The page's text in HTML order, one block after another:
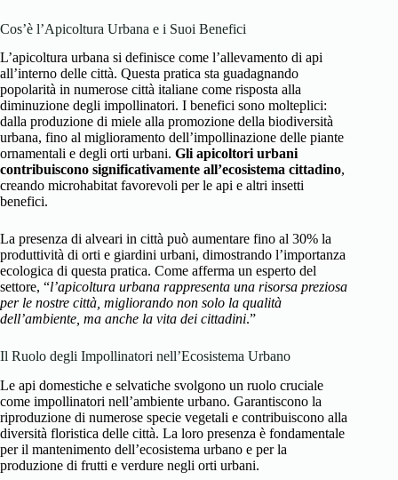
Cos’è l’Apicoltura Urbana e i Suoi Benefici
L’apicoltura urbana si definisce come l’allevamento di api
all’interno delle città. Questa pratica sta guadagnando
popolarità in numerose città italiane come risposta alla
diminuzione degli impollinatori. I benefici sono molteplici:
dalla produzione di miele alla promozione della biodiversità
urbana, fino al miglioramento dell’impollinazione delle piante
ornamentali e degli orti urbani. Gli apicoltori urbani
contribuiscono significativamente all’ecosistema cittadino,
creando microhabitat favorevoli per le api e altri insetti
benefici.
La presenza di alveari in città può aumentare fino al 30% la
produttività di orti e giardini urbani, dimostrando l’importanza
ecologica di questa pratica. Come afferma un esperto del
settore, “l’apicoltura urbana rappresenta una risorsa preziosa
per le nostre città, migliorando non solo la qualità
dell’ambiente, ma anche la vita dei cittadini.”
Il Ruolo degli Impollinatori nell’Ecosistema Urbano
Le api domestiche e selvatiche svolgono un ruolo cruciale
come impollinatori nell’ambiente urbano. Garantiscono la
riproduzione di numerose specie vegetali e contribuiscono alla
diversità floristica delle città. La loro presenza è fondamentale
per il mantenimento dell’ecosistema urbano e per la
produzione di frutti e verdure negli orti urbani.